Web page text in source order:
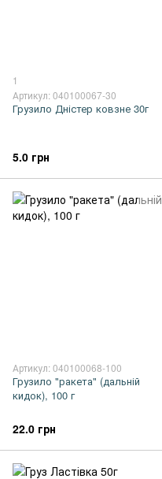
1
Артикул: 040100067-30
Грузило Дністер ковзне 30г
5.0 грн
Артикул: 040100068-100
Грузило "ракета" (дальній
кидок), 100 г
22.0 грн